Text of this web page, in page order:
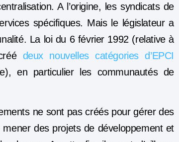
A l’origine, les syndicats de
spécifiques. Mais le législateur a
La loi du 6 février 1992 (relative à
deux nouvelles catégories d’EPCI
en particulier les communautés de
ne sont pas créés pour gérer des
mener des projets de développement et